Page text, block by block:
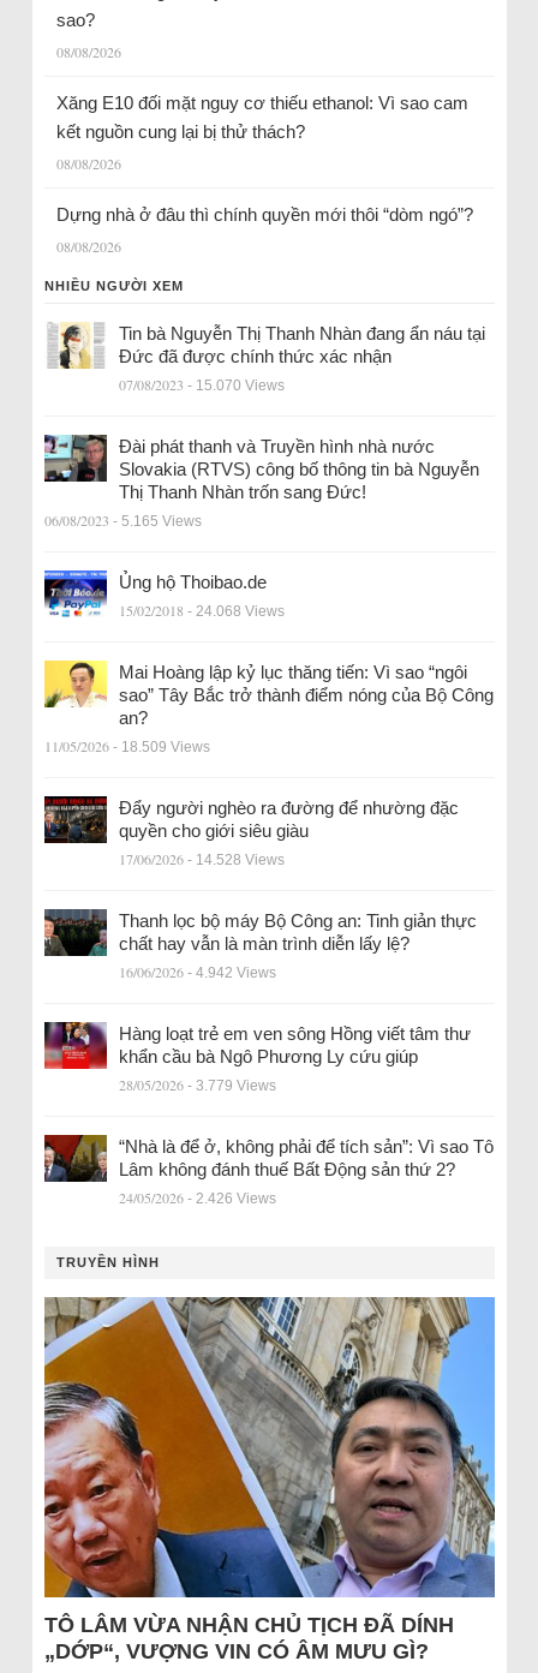
sao?
08/08/2026
Xăng E10 đối mặt nguy cơ thiếu ethanol: Vì sao cam
kết nguồn cung lại bị thử thách?
08/08/2026
Dựng nhà ở đâu thì chính quyền mới thôi “dòm ngó”?
08/08/2026
NHIỀU NGƯỜI XEM
Tin bà Nguyễn Thị Thanh Nhàn đang ẩn náu tại
Đức đã được chính thức xác nhận
07/08/2023 - 15.070 Views
Đài phát thanh và Truyền hình nhà nước
Slovakia (RTVS) công bố thông tin bà Nguyễn
Thị Thanh Nhàn trốn sang Đức!
06/08/2023 - 5.165 Views
Ủng hộ Thoibao.de
15/02/2018 - 24.068 Views
Mai Hoàng lập kỷ lục thăng tiến: Vì sao “ngôi
sao” Tây Bắc trở thành điểm nóng của Bộ Công
an?
11/05/2026 - 18.509 Views
Đẩy người nghèo ra đường để nhường đặc
quyền cho giới siêu giàu
17/06/2026 - 14.528 Views
Thanh lọc bộ máy Bộ Công an: Tinh giản thực
chất hay vẫn là màn trình diễn lấy lệ?
16/06/2026 - 4.942 Views
Hàng loạt trẻ em ven sông Hồng viết tâm thư
khẩn cầu bà Ngô Phương Ly cứu giúp
28/05/2026 - 3.779 Views
“Nhà là để ở, không phải để tích sản”: Vì sao Tô
Lâm không đánh thuế Bất Động sản thứ 2?
24/05/2026 - 2.426 Views
TRUYỀN HÌNH
TÔ LÂM VỪA NHẬN CHỦ TỊCH ĐÃ DÍNH
„DỚP“, VƯỢNG VIN CÓ ÂM MƯU GÌ?